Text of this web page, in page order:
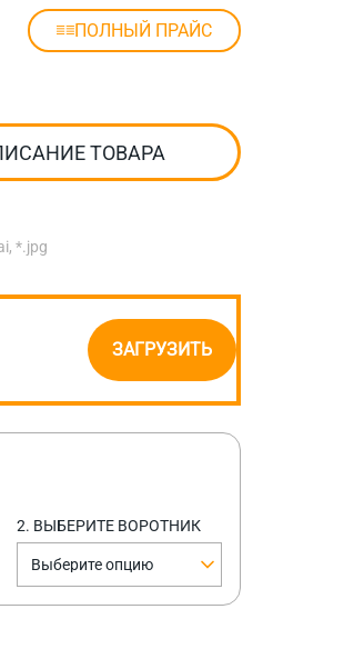
ПОЛНЫЙ ПРАЙС
ТОВАРА
*.jpg
ЗАГРУЗИТЬ
2. ВЫБЕРИТЕ ВОРОТНИК
Выберите опцию